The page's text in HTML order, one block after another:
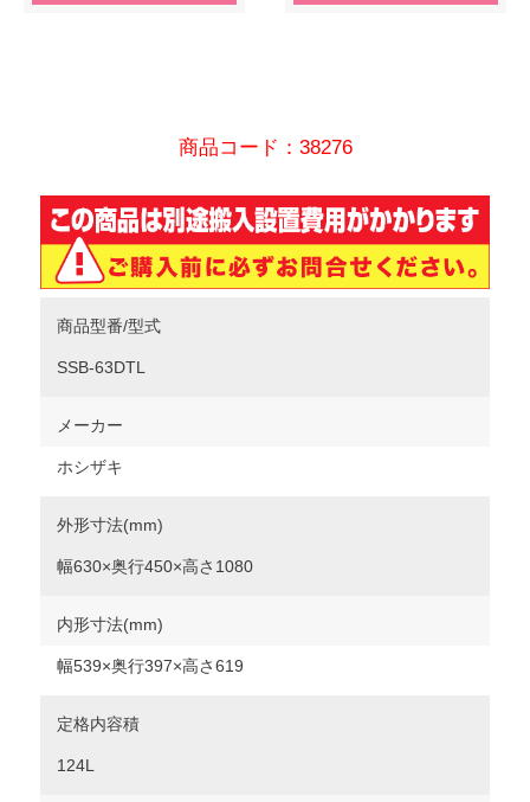
商品コード：38276
商品型番/型式
SSB-63DTL
メーカー
ホシザキ
外形寸法(mm)
幅630×奥行450×高さ1080
内形寸法(mm)
幅539×奥行397×高さ619
定格内容積
124L